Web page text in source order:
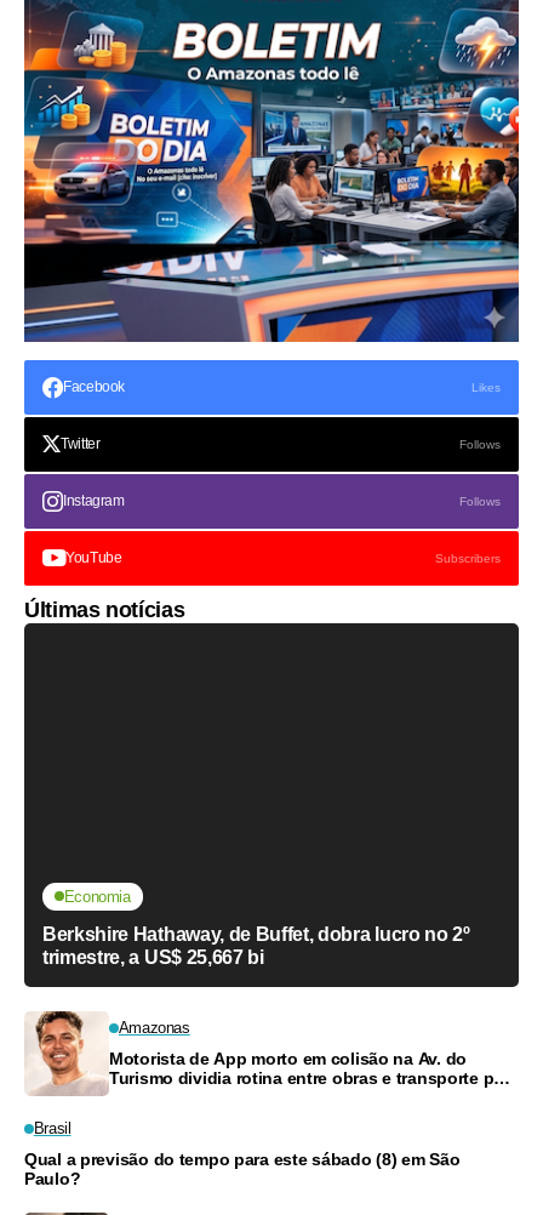
Facebook Likes
Twitter Follows
Instagram Follows
YouTube Subscribers
Últimas notícias
Economia
Berkshire Hathaway, de Buffet, dobra lucro no 2º
trimestre, a US$ 25,667 bi
Amazonas
Motorista de App morto em colisão na Av. do
Turismo dividia rotina entre obras e transporte para
Brasil
Qual a previsão do tempo para este sábado (8) em São
Paulo?